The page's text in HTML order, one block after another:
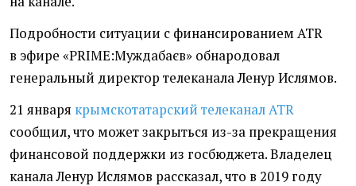
Подробности ситуации с финансированием ATR
в эфире «PRIME:Муждабаєв» обнародовал
генеральный директор телеканала Ленур Ислямов.
21 января крымскотатарский телеканал ATR
сообщил, что может закрыться из-за прекращения
финансовой поддержки из госбюджета. Владелец
канала Ленур Ислямов рассказал, что в 2019 году